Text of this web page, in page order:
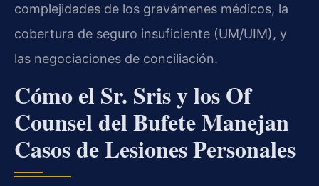
complejidades de los gravámenes médicos, la
cobertura de seguro insuficiente (UM/UIM), y
las negociaciones de conciliación.
Cómo el Sr. Sris y los Of
Counsel del Bufete Manejan
Casos de Lesiones Personales